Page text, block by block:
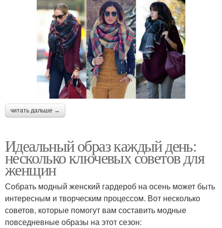
читать дальше →
Идеальный образ каждый день:
несколько ключевых советов для
женщин
Собрать модный женский гардероб на осень может быть
интересным и творческим процессом. Вот несколько
советов, которые помогут вам составить модные
повседневные образы на этот сезон: